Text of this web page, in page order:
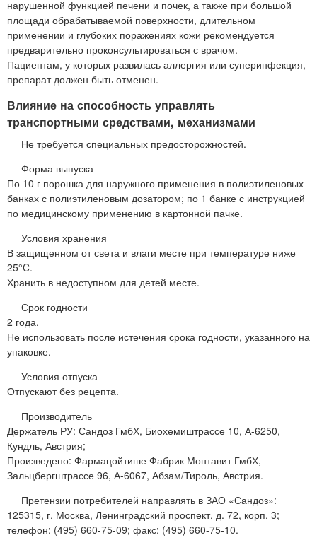
нарушенной функцией печени и почек, а также при большой
площади обрабатываемой поверхности, длительном
применении и глубоких поражениях кожи рекомендуется
предварительно проконсультироваться с врачом.
Пациентам, у которых развилась аллергия или суперинфекция,
препарат должен быть отменен.
Влияние на способность управлять
транспортными средствами, механизмами
Не требуется специальных предосторожностей.
Форма выпуска
По 10 г порошка для наружного применения в полиэтиленовых
банках с полиэтиленовым дозатором; по 1 банке с инструкцией
по медицинскому применению в картонной пачке.
Условия хранения
В защищенном от света и влаги месте при температуре ниже
25°C.
Хранить в недоступном для детей месте.
Срок годности
2 года.
Не использовать после истечения срока годности, указанного на
упаковке.
Условия отпуска
Отпускают без рецепта.
Производитель
Держатель РУ: Сандоз ГмбХ, Биохемиштрассе 10, А-6250,
Кундль, Австрия;
Произведено: Фармацойтише Фабрик Монтавит ГмбХ,
Зальцбергштрассе 96, А-6067, Абзам/Тироль, Австрия.
Претензии потребителей направлять в ЗАО «Сандоз»:
125315, г. Москва, Ленинградский проспект, д. 72, корп. 3;
телефон: (495) 660-75-09; факс: (495) 660-75-10.